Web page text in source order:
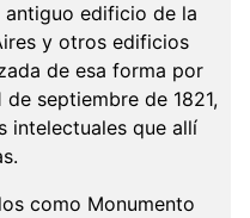
antiguo edificio de la
y otros edificios
de esa forma por
septiembre de 1821,
intelectuales que allí
como Monumento